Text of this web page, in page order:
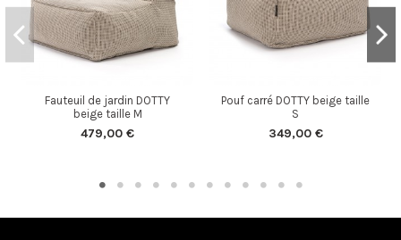
Fauteuil de jardin DOTTY
beige taille M
479,00 €
Pouf carré DOTTY beige taille
S
349,00 €